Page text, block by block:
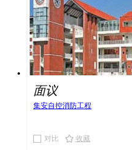
面议
集安自控消防工程
对比 收藏